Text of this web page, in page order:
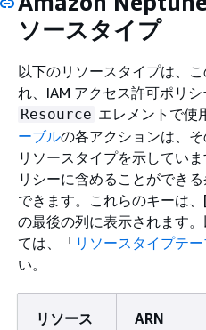
ソースタイプ
以下のリソースタイプは、
れ、IAM アクセス許可ポリ
Resource エレメントで使
ーブルの各アクションは、
リソースタイプを示してい
リシーに含めることができ
できます。これらのキーは
の最後の列に表示されます
ては、「 リソースタイプテ
い。
リソース
ARN